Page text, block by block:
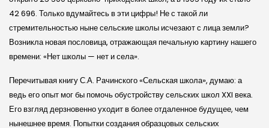
42 696. Только вдумайтесь в эти цифры! Не с такой ли
стремительностью ныне сельские школы исчезают с лица земли?
Возникла новая пословица, отражающая печальную картину нашего
времени: «Нет школы — нет и села».
Перечитывая книгу С.А. Рачинского «Сельская школа», думаю: а
ведь его опыт мог бы помочь обустройству сельских школ XXI века.
Его взгляд дерзновенно уходит в более отдаленное будущее, чем
нынешнее время. Попытки создания образцовых сельских